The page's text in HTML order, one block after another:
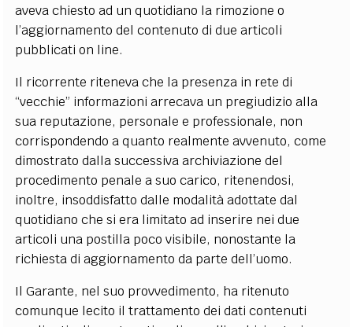
aveva chiesto ad un quotidiano la rimozione o
l’aggiornamento del contenuto di due articoli
pubblicati on line.
Il ricorrente riteneva che la presenza in rete di
“vecchie” informazioni arrecava un pregiudizio alla
sua reputazione, personale e professionale, non
corrispondendo a quanto realmente avvenuto, come
dimostrato dalla successiva archiviazione del
procedimento penale a suo carico, ritenendosi,
inoltre, insoddisfatto dalle modalità adottate dal
quotidiano che si era limitato ad inserire nei due
articoli una postilla poco visibile, nonostante la
richiesta di aggiornamento da parte dell’uomo.
Il Garante, nel suo provvedimento, ha ritenuto
comunque lecito il trattamento dei dati contenuti